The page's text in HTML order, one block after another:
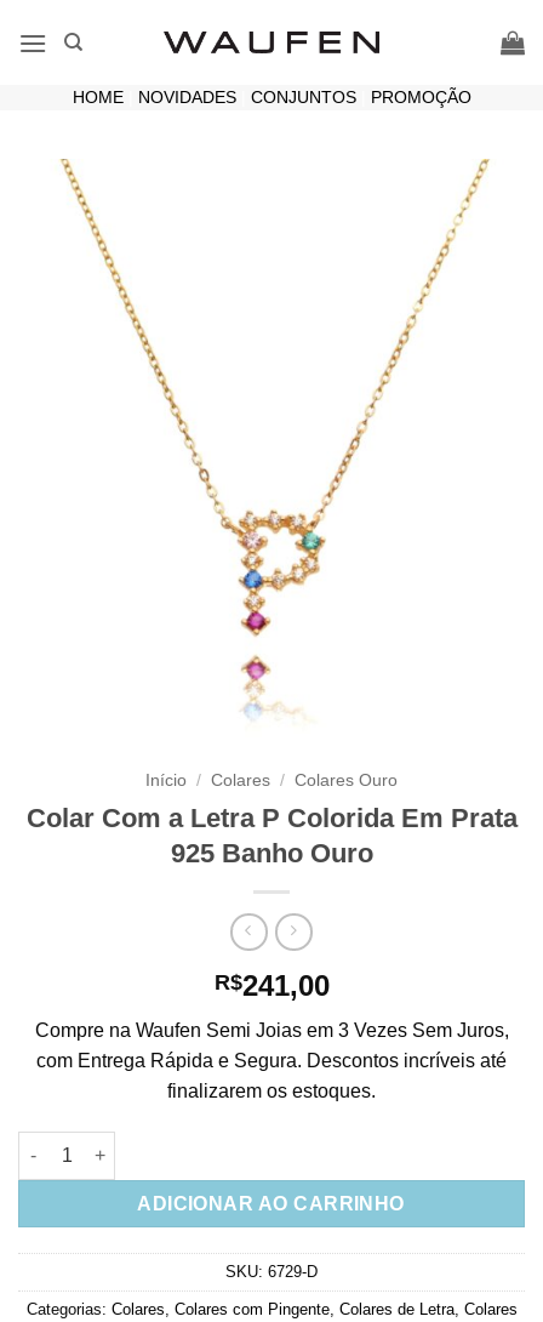
HOME| NOVIDADES| CONJUNTOS| PROMOÇÃO
Início / Colares / Colares Ouro
Colar Com a Letra P Colorida Em Prata
925 Banho Ouro
R$241,00
Compre na Waufen Semi Joias em 3 Vezes Sem Juros,
com Entrega Rápida e Segura. Descontos incríveis até
finalizarem os estoques.
Colar Com a Letra P Colorida Em Prata 925 Banho Ouro
ADICIONAR AO CARRINHO
SKU: 6729-D
Categorias: Colares Colares com Pingente, Colares de Letra, Colares